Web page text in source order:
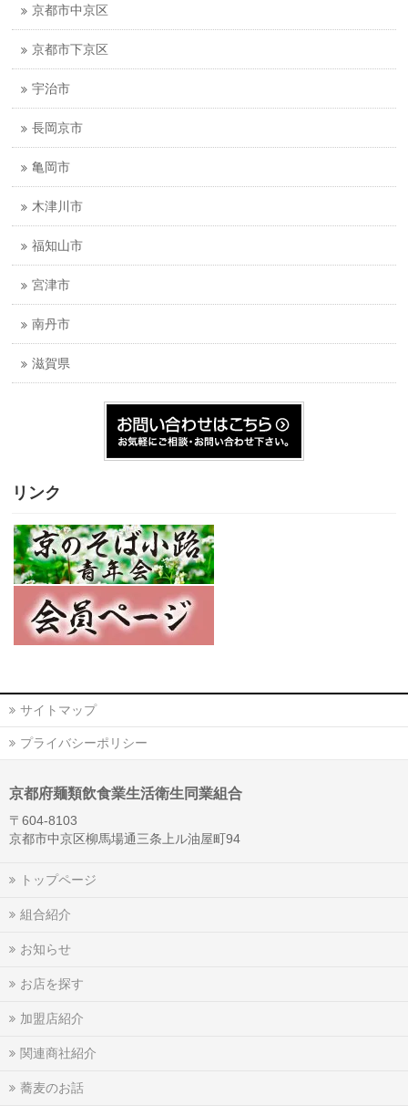
京都市中京区
京都市下京区
宇治市
長岡京市
亀岡市
木津川市
福知山市
宮津市
南丹市
滋賀県
リンク
サイトマップ
プライバシーポリシー
京都府麺類飲食業生活衛生同業組合
〒604-8103
京都市中京区柳馬場通三条上ル油屋町94
トップページ
組合紹介
お知らせ
お店を探す
加盟店紹介
関連商社紹介
蕎麦のお話